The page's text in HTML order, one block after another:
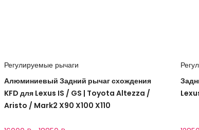
Регулируемые рычаги
Алюминиевый Задний рычаг схождения
KFD для Lexus IS / GS | Toyota Altezza /
Aristo / Mark2 X90 X100 X110